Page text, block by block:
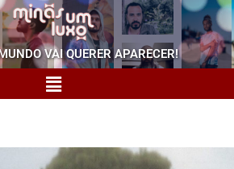
VAI QUERER APARECER!